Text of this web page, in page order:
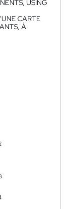
USING
CARTE
À